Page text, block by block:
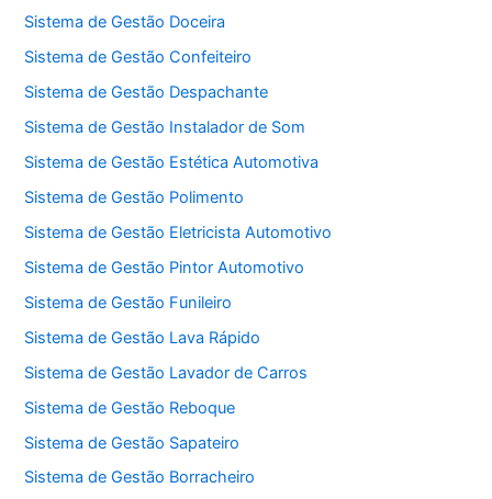
Sistema de Gestão Doceira
Sistema de Gestão Confeiteiro
Sistema de Gestão Despachante
Sistema de Gestão Instalador de Som
Sistema de Gestão Estética Automotiva
Sistema de Gestão Polimento
Sistema de Gestão Eletricista Automotivo
Sistema de Gestão Pintor Automotivo
Sistema de Gestão Funileiro
Sistema de Gestão Lava Rápido
Sistema de Gestão Lavador de Carros
Sistema de Gestão Reboque
Sistema de Gestão Sapateiro
Sistema de Gestão Borracheiro